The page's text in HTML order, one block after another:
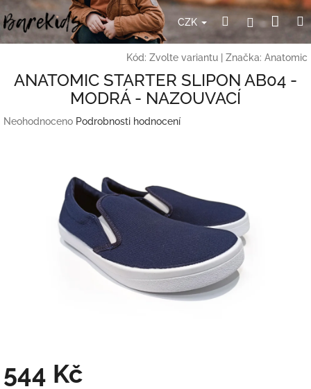
Přejít
na
obsah
CZK HledatPřihlášení
Kód: Zvolte variantu Značka: Anatomic
ANATOMIC STARTER SLIPON AB04 -
MODRÁ - NAZOUVACÍ
Průměrné
Neohodnoceno Podrobnosti hodnocení
544 Kč